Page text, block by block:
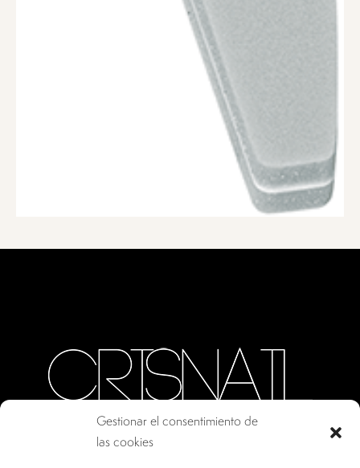
Gestionar el consentimiento de
las cookies